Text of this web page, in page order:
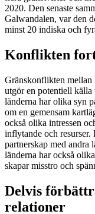
2020. Den senaste
Galwandalen, var den
minst 20 indiska och
Konflikten
Gränskonflikten mellan
utgör en potentiell
länderna har olika syn
om en gemensam
också olika intressen
inflytande och resurser.
partnerskap med andra
länderna har också
skapar misstro och
Delvis
relationer